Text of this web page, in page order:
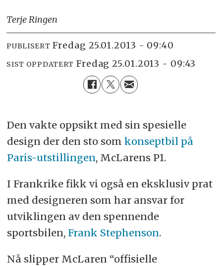
Terje Ringen
PUBLISERT fredag 25.01.2013 - 09:40
SIST OPPDATERT fredag 25.01.2013 - 09:43
Den vakte oppsikt med sin spesielle
design der den sto som konseptbil på
Paris-utstillingen, McLarens P1.
I Frankrike fikk vi også en eksklusiv prat
med designeren som har ansvar for
utviklingen av den spennende
sportsbilen, Frank Stephenson.
Nå slipper McLaren “offisielle